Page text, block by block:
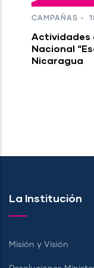
CAMPAÑAS - 18
Actividades
Nacional
Nicaragua
La Institución
Misión y Visión